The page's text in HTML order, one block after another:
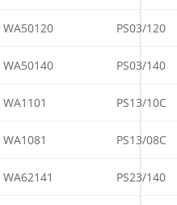
WA50120 PS03/120
WA50140 PS03/140
WA1101 PS13/10C
WA1081 PS13/08C
WA62141 PS23/140